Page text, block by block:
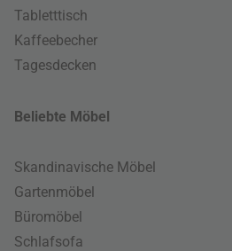
Tabletttisch
Kaffeebecher
Tagesdecken
Beliebte Möbel
Skandinavische Möbel
Gartenmöbel
Büromöbel
Schlafsofa